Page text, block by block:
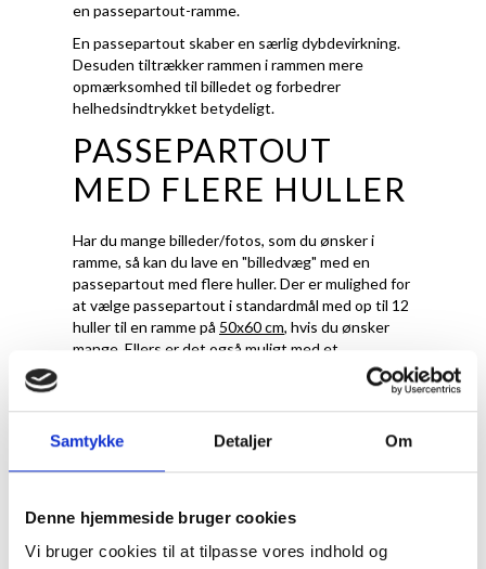
Samtykke Detaljer Om
Denne hjemmeside bruger cookies
Vi bruger cookies til at tilpasse vores indhold og
en passepartout-ramme.
En passepartout skaber en særlig dybdevirkning.
Desuden tiltrækker rammen i rammen mere
opmærksomhed til billedet og forbedrer
helhedsindtrykket betydeligt.
PASSEPARTOUT
MED FLERE HULLER
Har du mange billeder/fotos, som du ønsker i
ramme, så kan du lave en "billedvæg" med en
passepartout med flere huller. Der er mulighed for
at vælge passepartout i standardmål med op til 12
huller til en ramme på 50x60 cm, hvis du ønsker
mange. Ellers er det også muligt med et
passeartout med flere huller i specialmål. Der kan
du selv være hulstørrelser - det kan være at du
ønsker forskellige størrelser og du bestemmer
selv ydremålene.
HVILKEN FARVE
PASSEPARTOUT SKAL JEG
VÆLGE